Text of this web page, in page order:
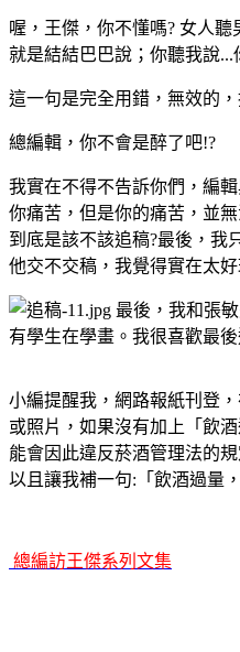
喔，王傑，你不懂嗎? 女人聽
就是結結巴巴說；你聽我說...
這一句是完全用錯，無效的
總編輯，你不會是醉了吧!?
我實在不得不告訴你們，編
你痛苦，但是你的痛苦，並
到底是該不該追稿?最後，我
他交不交稿，我覺得實在太
最後，我和張
有學生在學畫。我很喜歡最後
小編提醒我，網路報紙刊登
或照片，如果沒有加上「飲
能會因此違反菸酒管理法的
以且讓我補一句:「飲酒過量
總編訪王傑系列文集